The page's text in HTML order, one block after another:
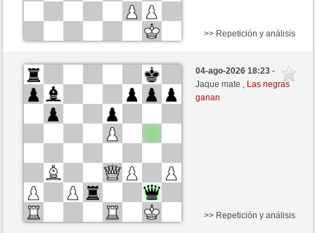
Negras
MB200 (1305) (-11)
Blancas
tecnicle (1411) (+11)
Tiempo: 10 minutes/side + 8 seconds/move
Esta partida es por puntos
>> Repetición y análisis
04-ago-2026 18:23-
Jaque mate , Las negras
ganan
>> Repetición y análisis